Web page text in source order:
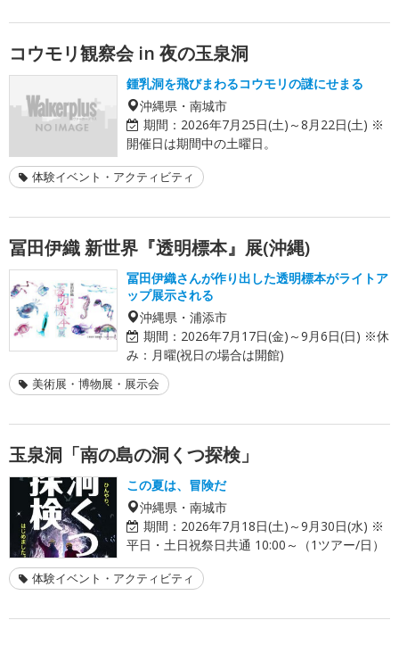
コウモリ観察会 in 夜の玉泉洞
鍾乳洞を飛びまわるコウモリの謎にせまる
沖縄県・南城市
期間： 2026年7月25日(土)～8月22日(土) ※
開催日は期間中の土曜日。
体験イベント・アクティビティ
冨田伊織 新世界『透明標本』展(沖縄)
冨田伊織さんが作り出した透明標本がライトア
ップ展示される
沖縄県・浦添市
期間： 2026年7月17日(金)～9月6日(日) ※休
み：月曜(祝日の場合は開館)
美術展・博物展・展示会
玉泉洞「南の島の洞くつ探検」
この夏は、冒険だ
沖縄県・南城市
期間： 2026年7月18日(土)～9月30日(水) ※
平日・土日祝祭日共通 10:00～（1ツアー/日）
体験イベント・アクティビティ